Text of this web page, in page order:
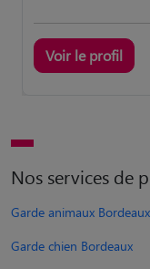
Voir le profil
Nos services de
Garde animaux Bordeaux
Garde chien Bordeaux